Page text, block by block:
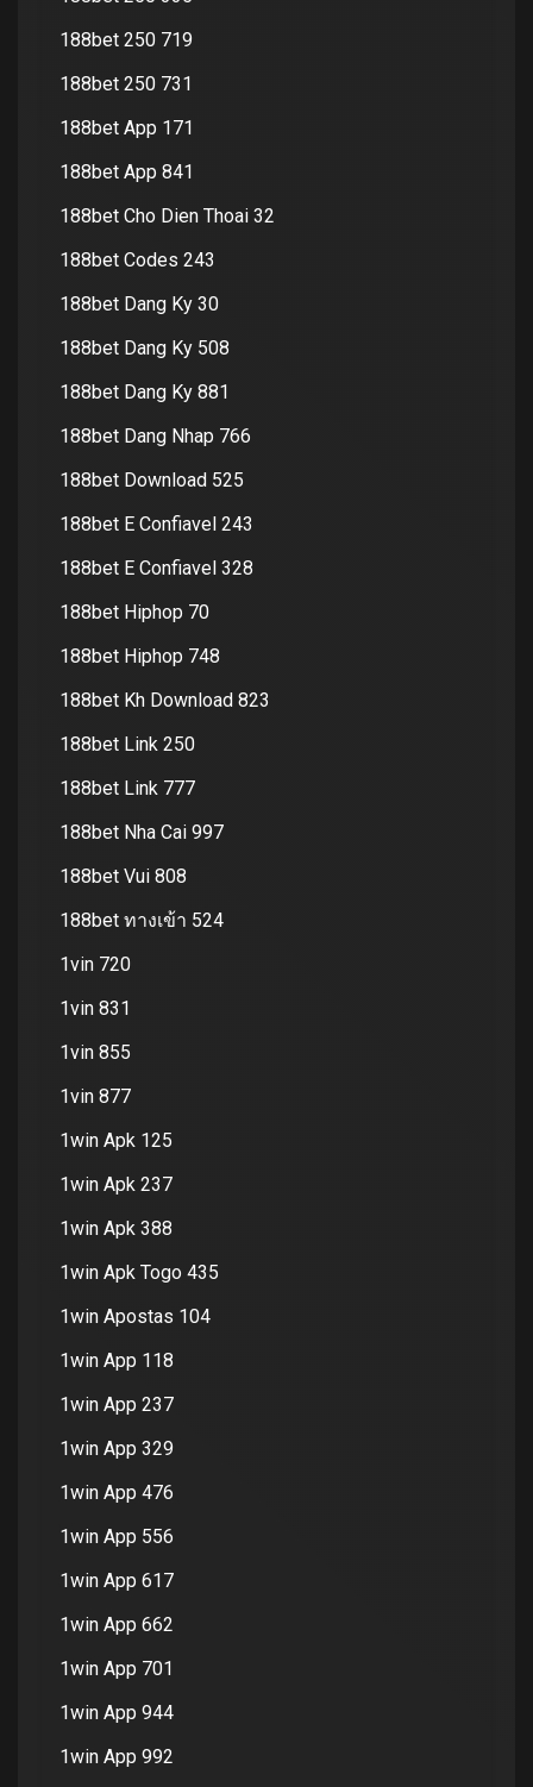
188bet 250 719
188bet 250 731
188bet App 171
188bet App 841
188bet Cho Dien Thoai 32
188bet Codes 243
188bet Dang Ky 30
188bet Dang Ky 508
188bet Dang Ky 881
188bet Dang Nhap 766
188bet Download 525
188bet E Confiavel 243
188bet E Confiavel 328
188bet Hiphop 70
188bet Hiphop 748
188bet Kh Download 823
188bet Link 250
188bet Link 777
188bet Nha Cai 997
188bet Vui 808
188bet ทางเข้า 524
1vin 720
1vin 831
1vin 855
1vin 877
1win Apk 125
1win Apk 237
1win Apk 388
1win Apk Togo 435
1win Apostas 104
1win App 118
1win App 237
1win App 329
1win App 476
1win App 556
1win App 617
1win App 662
1win App 701
1win App 944
1win App 992